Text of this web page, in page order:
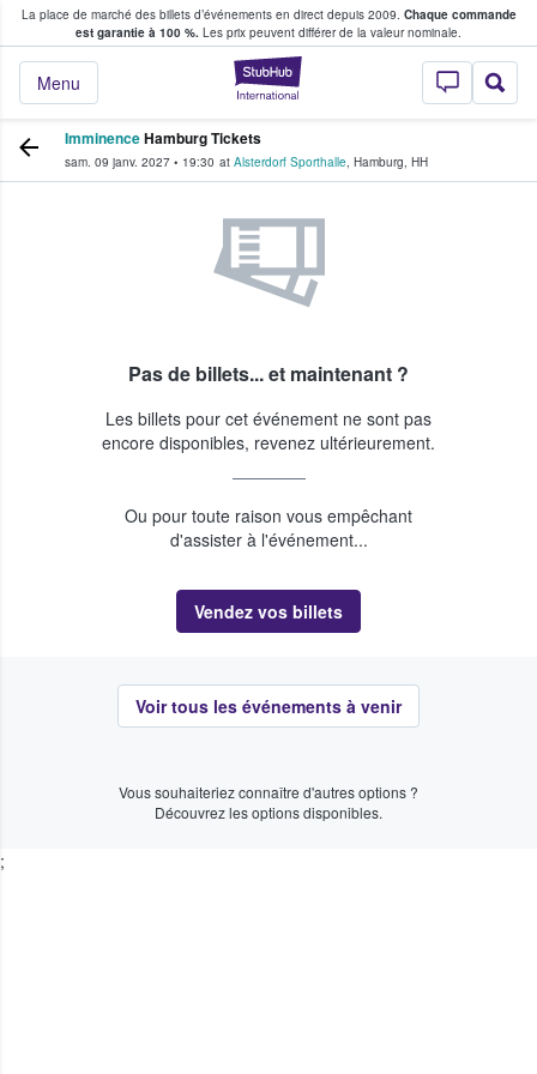
La place de marché des billets d’événements en direct depuis 2009. Chaque commande
est garantie à 100 %. Les prix peuvent différer de la valeur nominale.
StubHub - Où
Menu
fans achètent et vendent des billets
ImminenceHamburg Tickets
sam. 09 janv. 2027 • 19:30 at Alsterdorf Sporthalle, Hamburg, HH
Pas de billets... et maintenant ?
Les billets pour cet événement ne sont pas
encore disponibles, revenez ultérieurement.
Ou pour toute raison vous empêchant
d'assister à l'événement...
Vendez vos billets
Voir tous les événements à venir
Vous souhaiteriez connaître d'autres options ?
Découvrez les options disponibles.
;